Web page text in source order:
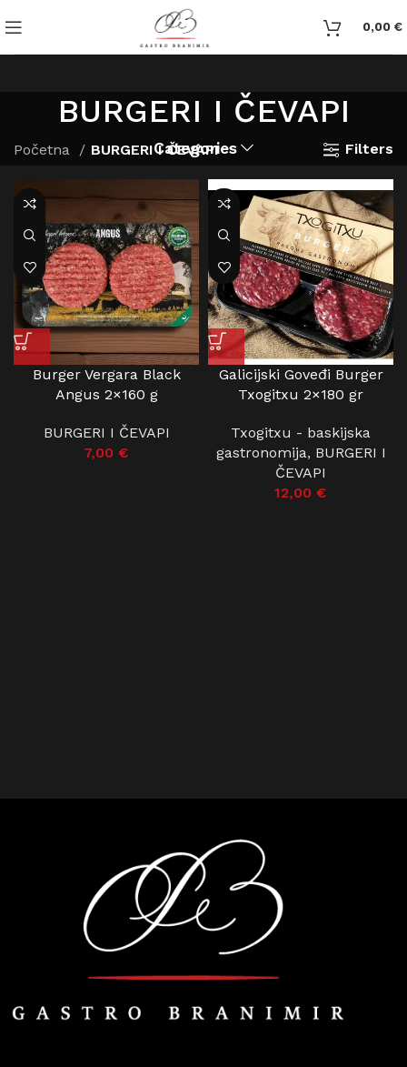
0,00 €
BURGERI I ČEVAPI
Categories
Početna BURGERI I ČEVAPI Filters
Burger Vergara Black
Angus 2×160 g
BURGERI I ČEVAPI
7,00 €
Galicijski Goveđi Burger
Txogitxu 2×180 gr
Txogitxu - baskijska
gastronomija, BURGERI I
ČEVAPI
12,00 €